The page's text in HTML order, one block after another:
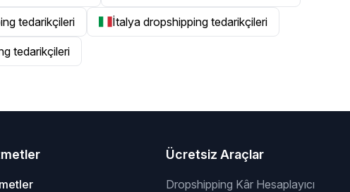
tedarikçileri İtalya dropshipping tedarikçileri
tedarikçileri
Ücretsiz Araçlar
Dropshipping Kâr Hesaplayıcı